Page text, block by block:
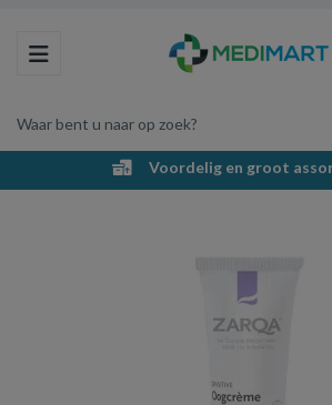
Toggle navigation
Waar bent u naar op zoek?
Winkelwagen
Uw winkelwagen is
Vul hem met
Voordelig en groot